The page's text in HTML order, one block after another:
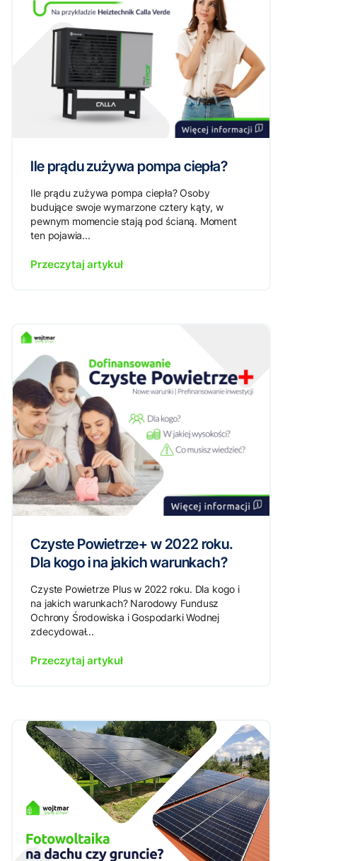
Ile prądu zużywa pompa ciepła?
Ile prądu zużywa pompa ciepła? Osoby
budujące swoje wymarzone cztery kąty, w
pewnym momencie stają pod ścianą. Moment
ten pojawia...
Przeczytaj artykuł
Czyste Powietrze+ w 2022 roku.
Dla kogo i na jakich warunkach?
Czyste Powietrze Plus w 2022 roku. Dla kogo i
na jakich warunkach? Narodowy Fundusz
Ochrony Środowiska i Gospodarki Wodnej
zdecydował...
Przeczytaj artykuł